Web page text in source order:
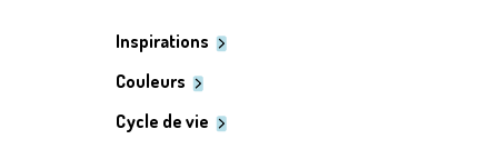
Inspirations
Couleurs
Cycle de vie